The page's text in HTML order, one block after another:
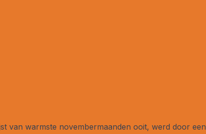
van warmste novembermaanden ooit, werd door een